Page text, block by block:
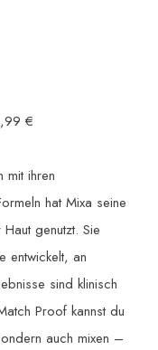
€
mit ihren
hat Mixa seine
genutzt. Sie
entwickelt, an
sind klinisch
Proof kannst du
auch mixen –